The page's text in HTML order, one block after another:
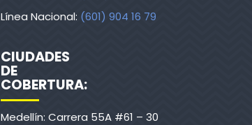
Línea Nacional: (601) 904 16 79
CIUDADES
DE
COBERTURA:
Medellín: Carrera 55A #61 – 30